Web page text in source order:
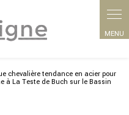
chevalière tendance en acier pour
à La Teste de Buch sur le Bassin